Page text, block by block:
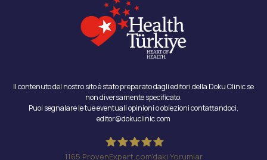
Il contenuto del nostro sito è stato preparato dagli editori della Doku Clinic se
non diversamente specificato.
Puoi segnalare le tue eventuali opinioni o obiezioni contattandoci.
editor@dokuclinic.com
1165 ProvenExpert.com'daki Yorumlar